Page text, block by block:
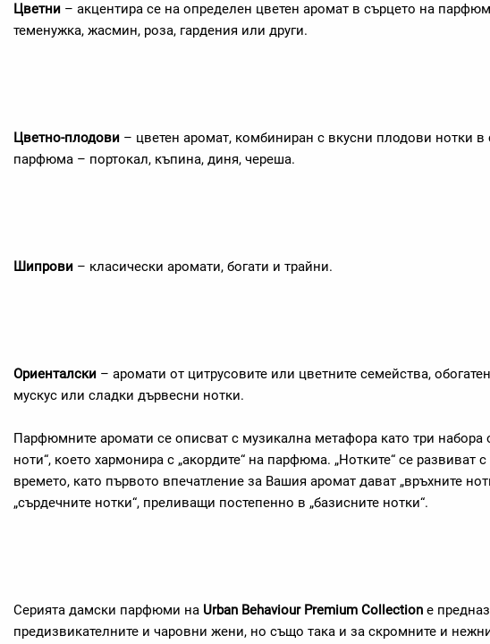
Цветни – акцентира се на определен цветен аромат в сърцето на
теменужка, жасмин, роза, гардения или други.
Цветно-плодови – цветен аромат, комбиниран с вкусни плодови нотки в
парфюма – портокал, къпина, диня, череша.
Шипрови – класически аромати, богати и трайни.
Ориенталски – аромати от цитрусовите или цветните семейства,
мускус или сладки дървесни нотки.
Парфюмните аромати се описват с музикална метафора като три набора
ноти“, което хармонира с „акордите“ на парфюма. „Нотките“ се развиват
времето, като първото впечатление за Вашия аромат дават „връхните
„сърдечните нотки“, преливащи постепенно в „базисните нотки“.
Серията дамски парфюми на Urban Behaviour Premium Collection е
предизвикателните и чаровни жени, но също така и за скромните и